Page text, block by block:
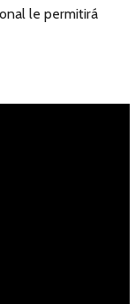
le permitirá